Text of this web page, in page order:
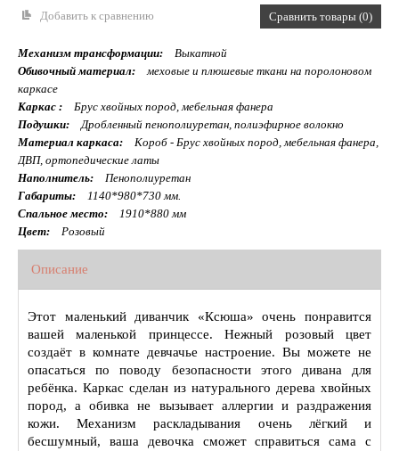
Добавить к сравнению Сравнить товары (0)
Механизм трансформации:
Выкатной
Обивочный материал:
меховые и плюшевые ткани на поролоновом
каркасе
Каркас :
Брус хвойных пород, мебельная фанера
Подушки:
Дробленный пенополиуретан, полиэфирное волокно
Материал каркаса:
Короб - Брус хвойных пород, мебельная фанера,
ДВП, ортопедические латы
Наполнитель:
Пенополиуретан
Габариты:
1140*980*730 мм.
Спальное место:
1910*880 мм
Цвет:
Розовый
Описание
Этот маленький диванчик «Ксюша» очень понравится
вашей маленькой принцессе. Нежный розовый цвет
создаёт в комнате девчачье настроение. Вы можете не
опасаться по поводу безопасности этого дивана для
ребёнка. Каркас сделан из натурального дерева хвойных
пород, а обивка не вызывает аллергии и раздражения
кожи. Механизм раскладывания очень лёгкий и
бесшумный, ваша девочка сможет справиться сама с